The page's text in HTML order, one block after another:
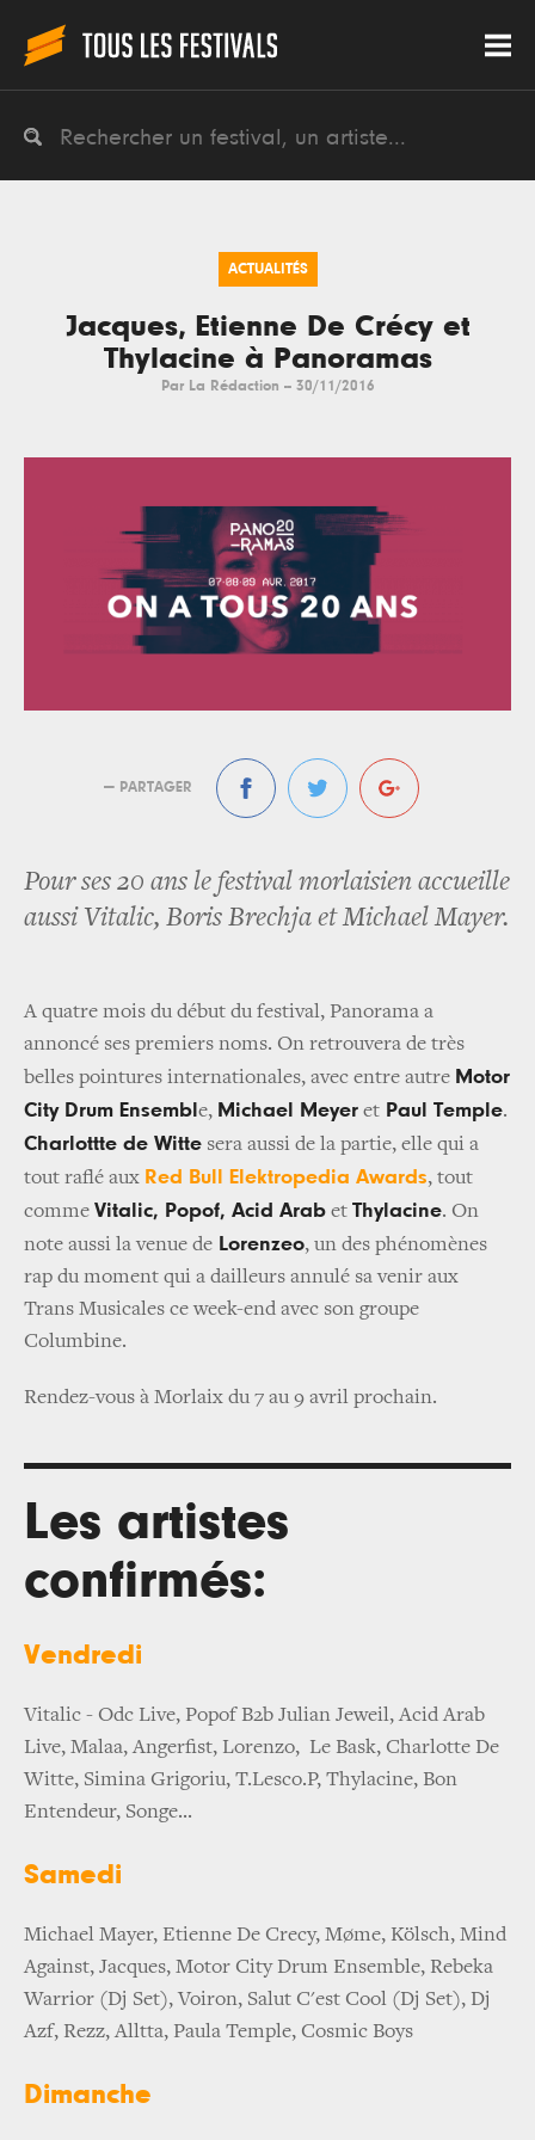
ACTUALITÉS
Jacques, Etienne De Crécy et
Thylacine à Panoramas
Par La Rédaction -- 30/11/2016
— PARTAGER
Pour ses 20 ans le festival morlaisien accueille
aussi Vitalic, Boris Brechja et Michael Mayer.
A quatre mois du début du festival, Panorama a
annoncé ses premiers noms. On retrouvera de très
belles pointures internationales, avec entre autre Motor
City Drum Ensembl e, Michael Meyer et Paul Temple.
Charlottte de Witte sera aussi de la partie, elle qui a
tout raflé aux Red Bull Elektropedia Awards, tout
comme Vitalic, Popof, Acid Arab et Thylacine. On
note aussi la venue de Lorenzeo, un des phénomènes
rap du moment qui a dailleurs annulé sa venir aux
Trans Musicales ce week-end avec son groupe
Columbine.
Rendez-vous à Morlaix du 7 au 9 avril prochain.
Les artistes
confirmés:
Vendredi
Vitalic - Odc Live, Popof B2b Julian Jeweil, Acid Arab
Live, Malaa, Angerfist, Lorenzo, Le Bask, Charlotte De
Witte, Simina Grigoriu, T.Lesco.P, Thylacine, Bon
Entendeur, Songe...
Samedi
Michael Mayer, Etienne De Crecy, Møme, Kölsch, Mind
Against, Jacques, Motor City Drum Ensemble, Rebeka
Warrior (Dj Set), Voiron, Salut C'est Cool (Dj Set), Dj
Azf, Rezz, Alltta, Paula Temple, Cosmic Boys
Dimanche